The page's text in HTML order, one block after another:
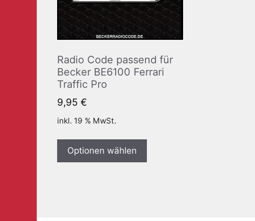
Radio Code passend für
Becker BE6100 Ferrari
Traffic Pro
9,95 €
inkl. 19 % MwSt.
Optionen wählen